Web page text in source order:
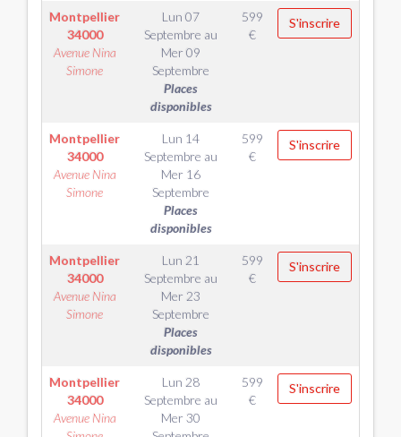
Montpellier
34000
Avenue Nina
Simone
Lun 07
Septembre au
Mer 09
Septembre
Places
disponibles
599
€
S'inscrire
Montpellier
34000
Avenue Nina
Simone
Lun 14
Septembre au
Mer 16
Septembre
Places
disponibles
599
€
S'inscrire
Montpellier
34000
Avenue Nina
Simone
Lun 21
Septembre au
Mer 23
Septembre
Places
disponibles
599
€
S'inscrire
Montpellier
34000
Avenue Nina
Lun 28
Septembre au
Mer 30
599
€
S'inscrire